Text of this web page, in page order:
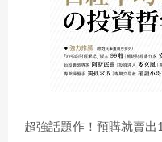
超強話題作！預購就賣出